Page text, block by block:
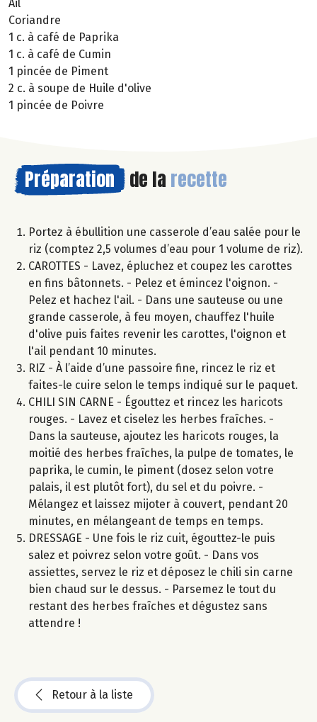
Ail
Coriandre
1 c. à café de Paprika
1 c. à café de Cumin
1 pincée de Piment
2 c. à soupe de Huile d'olive
1 pincée de Poivre
Préparation de la recette
Portez à ébullition une casserole d’eau salée pour le
riz (comptez 2,5 volumes d’eau pour 1 volume de riz).
CAROTTES - Lavez, épluchez et coupez les carottes
en fins bâtonnets. - Pelez et émincez l'oignon. -
Pelez et hachez l'ail. - Dans une sauteuse ou une
grande casserole, à feu moyen, chauffez l'huile
d'olive puis faites revenir les carottes, l'oignon et
l'ail pendant 10 minutes.
RIZ - À l’aide d’une passoire fine, rincez le riz et
faites-le cuire selon le temps indiqué sur le paquet.
CHILI SIN CARNE - Égouttez et rincez les haricots
rouges. - Lavez et ciselez les herbes fraîches. -
Dans la sauteuse, ajoutez les haricots rouges, la
moitié des herbes fraîches, la pulpe de tomates, le
paprika, le cumin, le piment (dosez selon votre
palais, il est plutôt fort), du sel et du poivre. -
Mélangez et laissez mijoter à couvert, pendant 20
minutes, en mélangeant de temps en temps.
DRESSAGE - Une fois le riz cuit, égouttez-le puis
salez et poivrez selon votre goût. - Dans vos
assiettes, servez le riz et déposez le chili sin carne
bien chaud sur le dessus. - Parsemez le tout du
restant des herbes fraîches et dégustez sans
attendre !
Retour à la liste